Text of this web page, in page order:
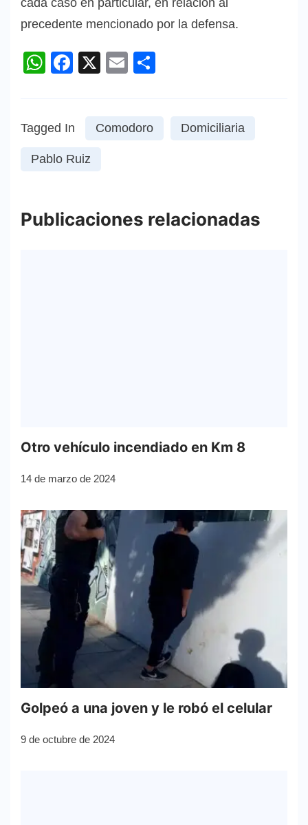
precedente mencionado por la defensa.
WhatsApp
Facebook
X Email
Tagged In Comodoro Domiciliaria
Pablo Ruiz
Publicaciones relacionadas
Otro vehículo incendiado en Km 8
14 de marzo de 2024
Golpeó a una joven y le robó el celular
9 de octubre de 2024